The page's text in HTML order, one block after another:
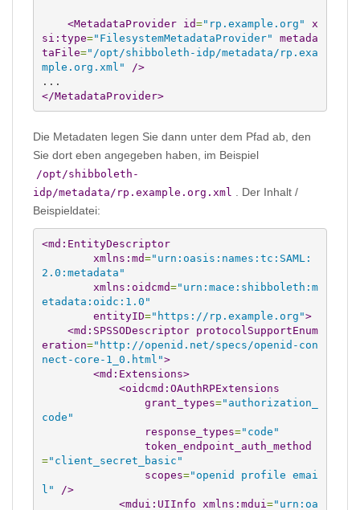
<MetadataProvider id="rp.example.org"
x
si:type="FilesystemMetadataProvider"
metada
taFile="/opt/shibboleth-idp/metadata/rp.exa
mple.org.xml"
/>
</MetadataProvider>
Die Metadaten legen Sie dann unter dem Pfad ab, den
Sie dort eben angegeben haben, im Beispiel
/opt/shibboleth-
idp/metadata/rp.example.org.xml
. Der Inhalt /
Beispieldatei:
<md:EntityDescriptor
xmlns:md="urn:oasis:names:tc:SAML:
2.0:metadata"
xmlns:oidcmd="urn:mace:shibboleth:m
etadata:oidc:1.0"
entityID="https://rp.example.org">
<md:SPSSODescriptor
protocolSupportEnum
eration="http://openid.net/specs/openid-con
nect-core-1_0.html">
<md:Extensions>
<oidcmd:OAuthRPExtensions
grant_types="authorization_
code"
response_types="code"
token_endpoint_auth_method
="client_secret_basic"
scopes="openid profile emai
l"
/>
<mdui:UIInfo
xmlns:mdui ="urn:oa